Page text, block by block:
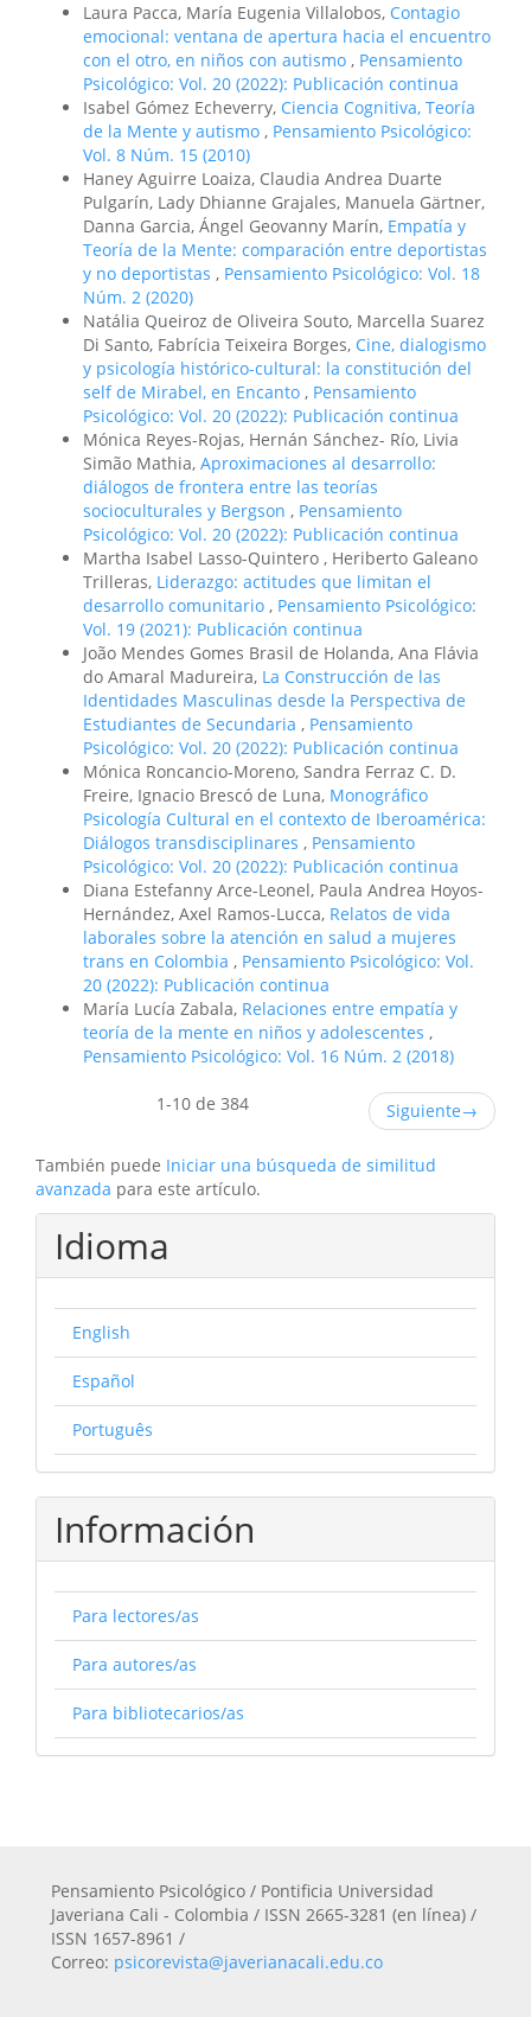
Laura Pacca, María Eugenia Villalobos, Contagio
emocional: ventana de apertura hacia el encuentro
con el otro, en niños con autismo , Pensamiento
Psicológico: Vol. 20 (2022): Publicación continua
Isabel Gómez Echeverry, Ciencia Cognitiva, Teoría
de la Mente y autismo , Pensamiento Psicológico:
Vol. 8 Núm. 15 (2010)
Haney Aguirre Loaiza, Claudia Andrea Duarte
Pulgarín, Lady Dhianne Grajales, Manuela Gärtner,
Danna Garcia, Ángel Geovanny Marín, Empatía y
Teoría de la Mente: comparación entre deportistas
y no deportistas , Pensamiento Psicológico: Vol. 18
Núm. 2 (2020)
Natália Queiroz de Oliveira Souto, Marcella Suarez
Di Santo, Fabrícia Teixeira Borges, Cine, dialogismo
y psicología histórico-cultural: la constitución del
self de Mirabel, en Encanto , Pensamiento
Psicológico: Vol. 20 (2022): Publicación continua
Mónica Reyes-Rojas, Hernán Sánchez- Río, Livia
Simão Mathia, Aproximaciones al desarrollo:
diálogos de frontera entre las teorías
socioculturales y Bergson , Pensamiento
Psicológico: Vol. 20 (2022): Publicación continua
Martha Isabel Lasso-Quintero , Heriberto Galeano
Trilleras, Liderazgo: actitudes que limitan el
desarrollo comunitario , Pensamiento Psicológico:
Vol. 19 (2021): Publicación continua
João Mendes Gomes Brasil de Holanda, Ana Flávia
do Amaral Madureira, La Construcción de las
Identidades Masculinas desde la Perspectiva de
Estudiantes de Secundaria , Pensamiento
Psicológico: Vol. 20 (2022): Publicación continua
Mónica Roncancio-Moreno, Sandra Ferraz C. D.
Freire, Ignacio Brescó de Luna, Monográfico
Psicología Cultural en el contexto de Iberoamérica:
Diálogos transdisciplinares , Pensamiento
Psicológico: Vol. 20 (2022): Publicación continua
Diana Estefanny Arce-Leonel, Paula Andrea Hoyos-
Hernández, Axel Ramos-Lucca, Relatos de vida
laborales sobre la atención en salud a mujeres
trans en Colombia , Pensamiento Psicológico: Vol.
20 (2022): Publicación continua
María Lucía Zabala, Relaciones entre empatía y
teoría de la mente en niños y adolescentes ,
Pensamiento Psicológico: Vol. 16 Núm. 2 (2018)
1-10 de 384 Siguiente→
También puede Iniciar una búsqueda de similitud
avanzada para este artículo.
Idioma
English
Español
Português
Información
Para lectores/as
Para autores/as
Para bibliotecarios/as
Pensamiento Psicológico / Pontificia Universidad
Javeriana Cali - Colombia / ISSN 2665-3281 (en línea) /
ISSN 1657-8961 /
Correo: psicorevista@javerianacali.edu.co